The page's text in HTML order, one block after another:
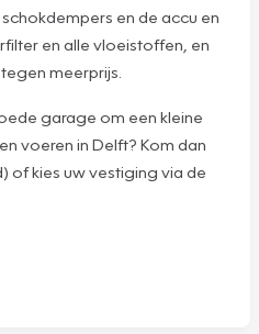
en de accu en
en alle vloeistoffen, en
meerprijs.
garage om een kleine
voeren in Delft? Kom dan
of kies uw vestiging via de